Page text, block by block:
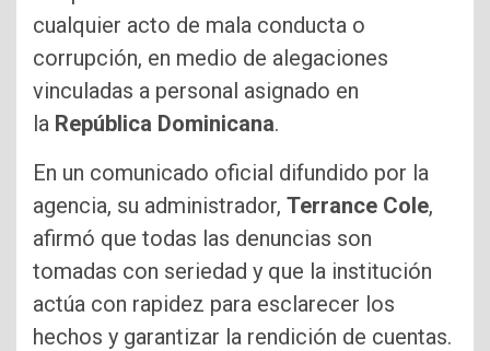
cualquier acto de mala conducta o
corrupción, en medio de alegaciones
vinculadas a personal asignado en
la República Dominicana.
En un comunicado oficial difundido por la
agencia, su administrador, Terrance Cole,
afirmó que todas las denuncias son
tomadas con seriedad y que la institución
actúa con rapidez para esclarecer los
hechos y garantizar la rendición de cuentas.